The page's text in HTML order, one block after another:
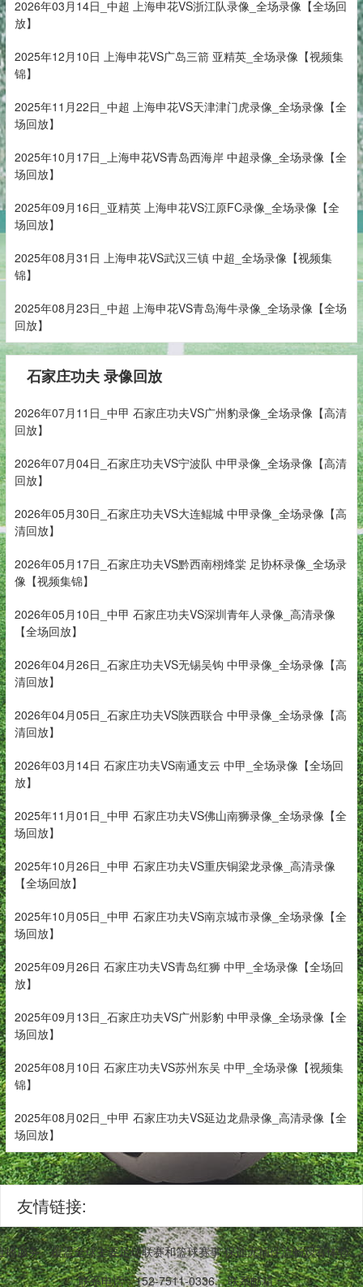
2026年03月14日_中超 上海申花VS浙江队录像_全场录像【全场回
放】
2025年12月10日 上海申花VS广岛三箭 亚精英_全场录像【视频集
锦】
2025年11月22日_中超 上海申花VS天津津门虎录像_全场录像【全
场回放】
2025年10月17日_上海申花VS青岛西海岸 中超录像_全场录像【全
场回放】
2025年09月16日_亚精英 上海申花VS江原FC录像_全场录像【全
场回放】
2025年08月31日 上海申花VS武汉三镇 中超_全场录像【视频集
锦】
2025年08月23日_中超 上海申花VS青岛海牛录像_全场录像【全场
回放】
石家庄功夫 录像回放
2026年07月11日_中甲 石家庄功夫VS广州豹录像_全场录像【高清
回放】
2026年07月04日_石家庄功夫VS宁波队 中甲录像_全场录像【高清
回放】
2026年05月30日_石家庄功夫VS大连鲲城 中甲录像_全场录像【高
清回放】
2026年05月17日_石家庄功夫VS黔西南栩烽棠 足协杯录像_全场录
像【视频集锦】
2026年05月10日_中甲 石家庄功夫VS深圳青年人录像_高清录像
【全场回放】
2026年04月26日_石家庄功夫VS无锡吴钩 中甲录像_全场录像【高
清回放】
2026年04月05日_石家庄功夫VS陕西联合 中甲录像_全场录像【高
清回放】
2026年03月14日 石家庄功夫VS南通支云 中甲_全场录像【全场回
放】
2025年11月01日_中甲 石家庄功夫VS佛山南狮录像_全场录像【全
场回放】
2025年10月26日_中甲 石家庄功夫VS重庆铜梁龙录像_高清录像
【全场回放】
2025年10月05日_中甲 石家庄功夫VS南京城市录像_全场录像【全
场回放】
2025年09月26日 石家庄功夫VS青岛红狮 中甲_全场录像【全场回
放】
2025年09月13日_石家庄功夫VS广州影豹 中甲录像_全场录像【全
场回放】
2025年08月10日 石家庄功夫VS苏州东吴 中甲_全场录像【视频集
锦】
2025年08月02日_中甲 石家庄功夫VS延边龙鼎录像_高清录像【全
场回放】
友情链接:
服务。覆盖全球主要足球联赛和篮球赛事,保证无插件流畅观看体验
联系电话：152-7511-0336
联系邮箱：